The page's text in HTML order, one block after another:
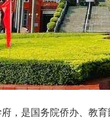
，是国务院侨办、教